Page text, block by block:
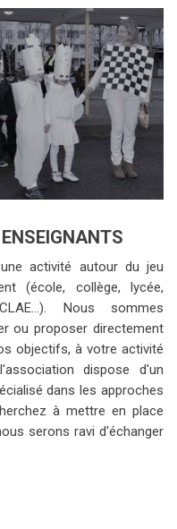
activité autour du jeu
(école, collège, lycée,
Nous sommes
ou proposer directement
objectifs, à votre activité
dispose d'un
dans les approches
à mettre en place
serons ravi d'échanger